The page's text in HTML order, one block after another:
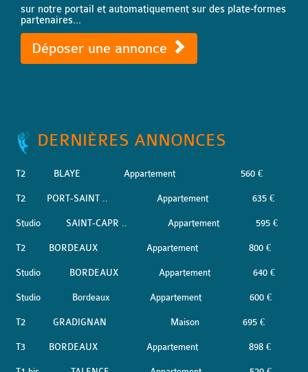
sur notre portail et automatiquement sur des plate-formes
partenaires...
Déposer une annonce
DERNIÈRES ANNONCES
T2 BLAYE Appartement 560 €
T2 PORT-SAINT .. Appartement 635 €
Studio SAINT-CAPR .. Appartement 595 €
T2 BORDEAUX Appartement 800 €
Studio BORDEAUX Appartement 640 €
Studio Bordeaux Appartement 600 €
T2 GRADIGNAN Maison 695 €
T3 BORDEAUX Appartement 898 €